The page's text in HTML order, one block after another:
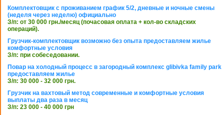
Комплектовщик с проживанием график 5/2, дневные и ночные смены
(неделя через неделю) официально
З/п: от 30 000 грн./месяц (почасовая оплата + кол-во складских
операций).
Грузчик-комплектовщик возможно без опыта предоставляем жилье
комфортные условия
З/п: при собеседовании.
Повар на холодный процесс в загородный комплекс glibivka family park
предоставляем жилье
З/п: 30 000 - 32 000 грн.
Грузчик на вахтовый метод современные и комфортные условия
выплаты два раза в месяц
З/п: 23 000 - 40 000 грн